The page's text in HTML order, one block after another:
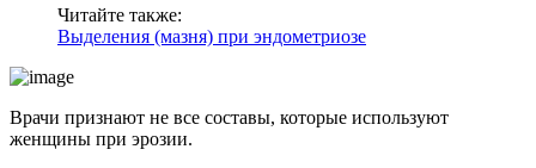
Читайте также:
Выделения (мазня) при эндометриозе
Врачи признают не все составы, которые используют
женщины при эрозии.